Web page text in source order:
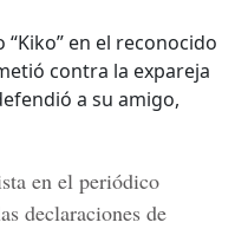
en el reconocido
contra la expareja
a su amigo,
en el periódico
declaraciones de